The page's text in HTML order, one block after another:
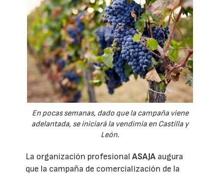
En pocas semanas, dado que la campaña viene
adelantada, se iniciará la vendimia en Castilla y
León.
La organización profesionalASAJA augura
que la campaña de comercialización de la